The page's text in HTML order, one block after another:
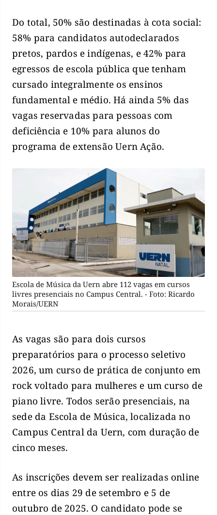
Do total, 50% são destinadas à cota social:
58% para candidatos autodeclarados
pretos, pardos e indígenas, e 42% para
egressos de escola pública que tenham
cursado integralmente os ensinos
fundamental e médio. Há ainda 5% das
vagas reservadas para pessoas com
deficiência e 10% para alunos do
programa de extensão Uern Ação.
Escola de Música da Uern abre 112 vagas em cursos
livres presenciais no Campus Central. - Foto: Ricardo
Morais/UERN
As vagas são para dois cursos
preparatórios para o processo seletivo
2026, um curso de prática de conjunto em
rock voltado para mulheres e um curso de
piano livre. Todos serão presenciais, na
sede da Escola de Música, localizada no
Campus Central da Uern, com duração de
cinco meses.
As inscrições devem ser realizadas online
entre os dias 29 de setembro e 5 de
outubro de 2025. O candidato pode se